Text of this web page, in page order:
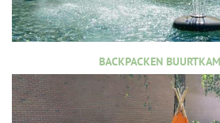
BACKPACKEN